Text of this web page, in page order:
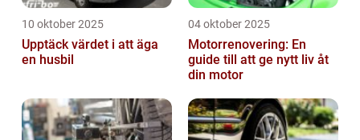
10 oktober 2025
Upptäck värdet i att äga
en husbil
04 oktober 2025
Motorrenovering: En
guide till att ge nytt liv åt
din motor